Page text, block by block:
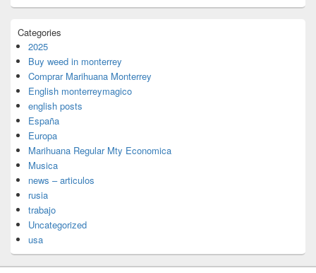
Categories
2025
Buy weed in monterrey
Comprar Marihuana Monterrey
English monterreymagico
english posts
España
Europa
Marihuana Regular Mty Economica
Musica
news – articulos
rusia
trabajo
Uncategorized
usa